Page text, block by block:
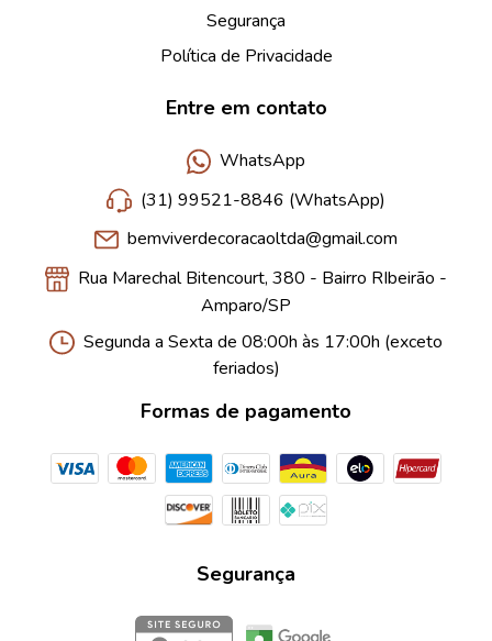
Segurança
Política de Privacidade
Entre em contato
WhatsApp
(31) 99521-8846 (WhatsApp)
bemviverdecoracaoltda@gmail.com
Rua Marechal Bitencourt, 380 - Bairro RIbeirão -
Amparo/SP
Segunda a Sexta de 08:00h às 17:00h (exceto
feriados)
Formas de pagamento
Segurança